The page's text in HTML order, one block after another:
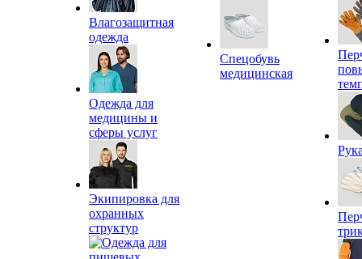
Влагозащитная
одежда
Одежда для
медицины и
сферы услуг
Экипировка для
охранных
структур
Спецобувь
медицинская